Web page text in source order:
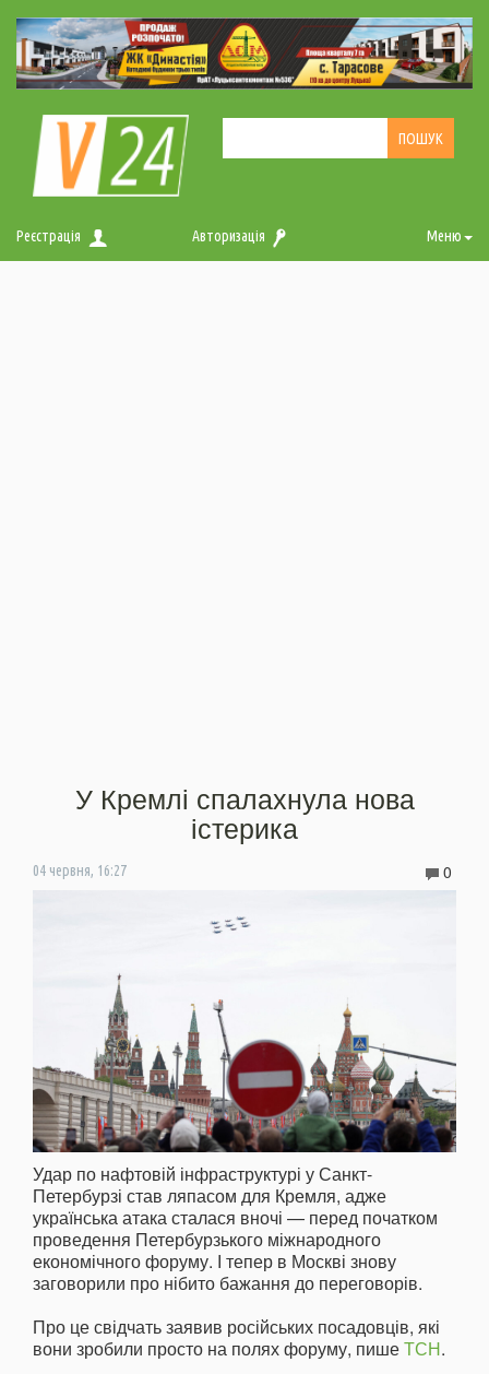
Реєстрація Авторизація Меню
У Кремлі спалахнула нова
істерика
04 червня, 16:27 0
Удар по нафтовій інфраструктурі у Санкт-
Петербурзі став ляпасом для Кремля, адже
українська атака сталася вночі — перед початком
проведення Петербурзького міжнародного
економічного форуму. І тепер в Москві знову
заговорили про нібито бажання до переговорів.
Про це свідчать заявив російських посадовців, які
вони зробили просто на полях форуму, пишеТСН.